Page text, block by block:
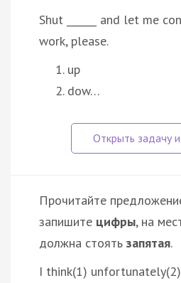
Shut ______ and let me
work, please.
up
dow…
Прочитайте
запишите цифры, на
должна стоять запятая.
I think(1)